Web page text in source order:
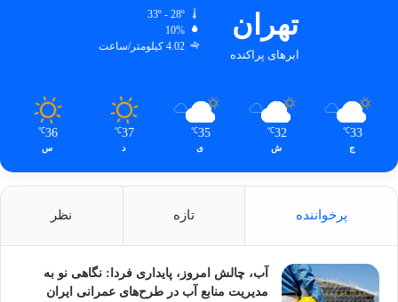
تهران
ابرهای پراکنده
10%
4.02 کیلومتر/ساعت
33
℃
ج
32
℃
ش
35
℃
ی
37
℃
د
36
℃
س
پرخواننده تازه نظر
آب، چالش امروز، پایداری فردا: نگاهی نو به
مدیریت منابع آب در طرح‌های عمرانی ایران